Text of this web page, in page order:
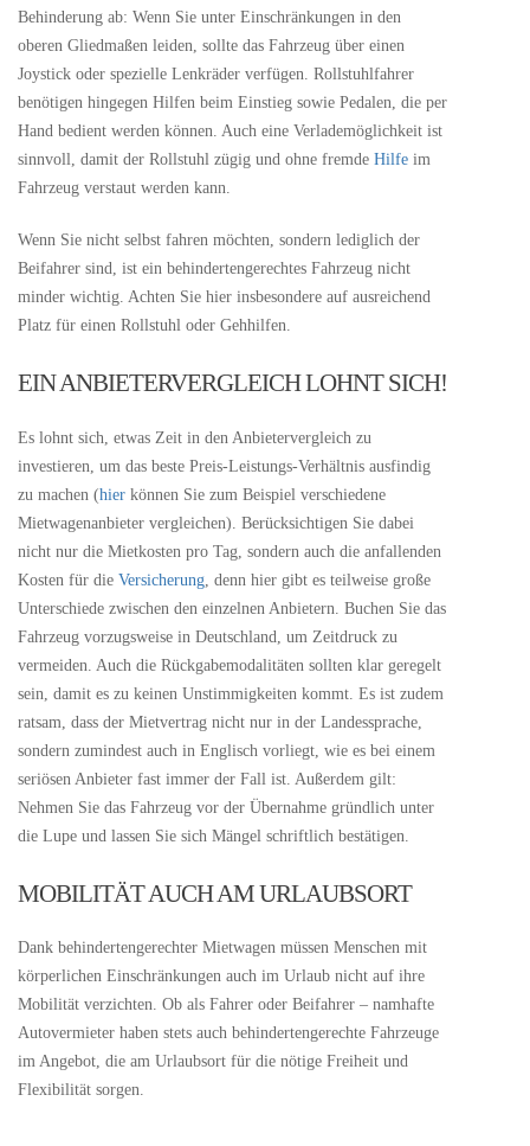
Behinderung ab: Wenn Sie unter Einschränkungen in den
oberen Gliedmaßen leiden, sollte das Fahrzeug über einen
Joystick oder spezielle Lenkräder verfügen. Rollstuhlfahrer
benötigen hingegen Hilfen beim Einstieg sowie Pedalen, die per
Hand bedient werden können. Auch eine Verlademöglichkeit ist
sinnvoll, damit der Rollstuhl zügig und ohne fremde Hilfe im
Fahrzeug verstaut werden kann.
Wenn Sie nicht selbst fahren möchten, sondern lediglich der
Beifahrer sind, ist ein behindertengerechtes Fahrzeug nicht
minder wichtig. Achten Sie hier insbesondere auf ausreichend
Platz für einen Rollstuhl oder Gehhilfen.
EIN ANBIETERVERGLEICH LOHNT SICH!
Es lohnt sich, etwas Zeit in den Anbietervergleich zu
investieren, um das beste Preis-Leistungs-Verhältnis ausfindig
zu machen (hier können Sie zum Beispiel verschiedene
Mietwagenanbieter vergleichen). Berücksichtigen Sie dabei
nicht nur die Mietkosten pro Tag, sondern auch die anfallenden
Kosten für die Versicherung , denn hier gibt es teilweise große
Unterschiede zwischen den einzelnen Anbietern. Buchen Sie das
Fahrzeug vorzugsweise in Deutschland, um Zeitdruck zu
vermeiden. Auch die Rückgabemodalitäten sollten klar geregelt
sein, damit es zu keinen Unstimmigkeiten kommt. Es ist zudem
ratsam, dass der Mietvertrag nicht nur in der Landessprache,
sondern zumindest auch in Englisch vorliegt, wie es bei einem
seriösen Anbieter fast immer der Fall ist. Außerdem gilt:
Nehmen Sie das Fahrzeug vor der Übernahme gründlich unter
die Lupe und lassen Sie sich Mängel schriftlich bestätigen.
MOBILITÄT AUCH AM URLAUBSORT
Dank behindertengerechter Mietwagen müssen Menschen mit
körperlichen Einschränkungen auch im Urlaub nicht auf ihre
Mobilität verzichten. Ob als Fahrer oder Beifahrer – namhafte
Autovermieter haben stets auch behindertengerechte Fahrzeuge
im Angebot, die am Urlaubsort für die nötige Freiheit und
Flexibilität sorgen.